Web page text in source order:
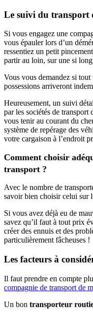
Le suivi du transport
Si vous engagez une
vous épauler lors d’un
ressentiez un petit
partir au loin, sur une si
Vous vous demandez si tout
possessions arriveront
Heureusement, un suivi
par les sociétés de
vous tenir au courant du
système de repérage des
votre cargaison à l’endroit
Comment choisir
transport ?
Avec le nombre de
savoir bien choisir celui sur
Si vous avez déjà eu de
savez qu’il faut à tout prix
créer des ennuis et des
particulièrement fâcheuses !
Les facteurs à
Il faut prendre en compte
compagnie de transport de
Un bon transporteur